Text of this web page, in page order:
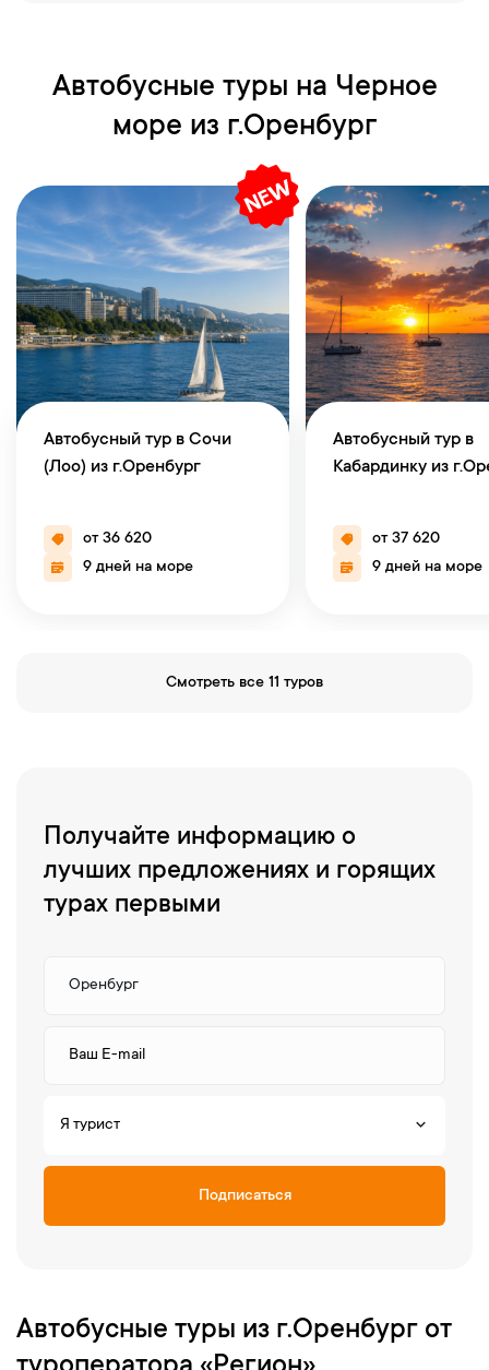
Автобусные туры на Черное
море из г.Оренбург
Автобусный тур в Сочи
(Лоо) из г.Оренбург
от 36 620
9 дней на море
Автобусный тур в
Кабардинку из
от 37 620
9 дней на море
Смотреть все 11 туров
Получайте информацию о
лучших предложениях и горящих
турах первыми
Я турист
Подписаться
Автобусные туры из г.Оренбург от